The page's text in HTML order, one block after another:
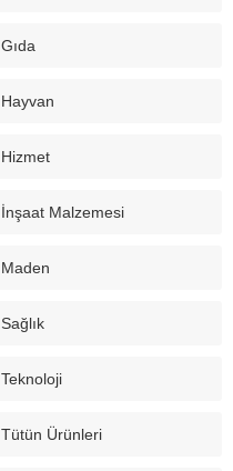
Gıda
Hayvan
Hizmet
İnşaat Malzemesi
Maden
Sağlık
Teknoloji
Tütün Ürünleri